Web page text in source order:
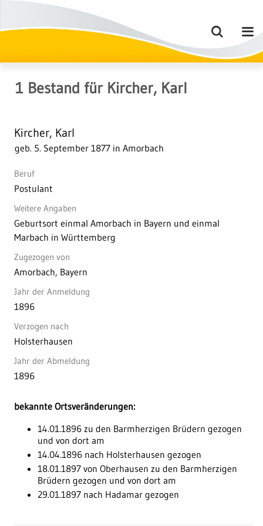
1 Bestand für Kircher, Karl
bekannte Ortsveränderungen:
14.01.1896 zu den Barmherzigen Brüdern gezogen
und von dort am
14.04.1896 nach Holsterhausen gezogen
18.01.1897 von Oberhausen zu den Barmherzigen
Brüdern gezogen und von dort am
29.01.1897 nach Hadamar gezogen
Kircher, Karl
geb. 5. September 1877 in Amorbach
Beruf
Postulant
Weitere Angaben
Geburtsort einmal Amorbach in Bayern und einmal
Marbach in Württemberg
Zugezogen von
Amorbach, Bayern
Jahr der Anmeldung
1896
Verzogen nach
Holsterhausen
Jahr der Abmeldung
1896